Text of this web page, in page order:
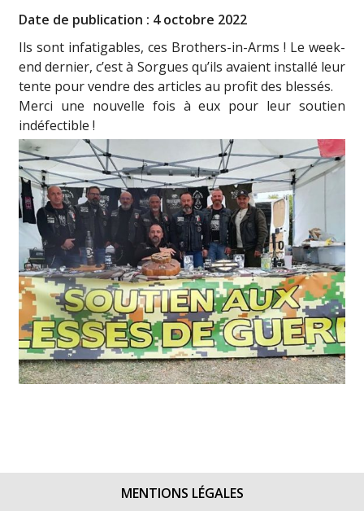
Date de publication : 4 octobre 2022
Ils sont infatigables, ces Brothers-in-Arms ! Le week-
end dernier, c’est à Sorgues qu’ils avaient installé leur
tente pour vendre des articles au profit des blessés.
Merci une nouvelle fois à eux pour leur soutien
indéfectible !
MENTIONS LÉGALES